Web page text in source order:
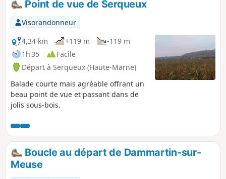
Point de vue de Serqueux
Visorandonneur
4,34 km
+119 m
-119 m
1h 35
Facile
Départ à Serqueux (Haute-Marne)
Balade courte mais agréable offrant un
beau point de vue et passant dans de
jolis sous-bois.
Boucle au départ de Dammartin-sur-
Meuse